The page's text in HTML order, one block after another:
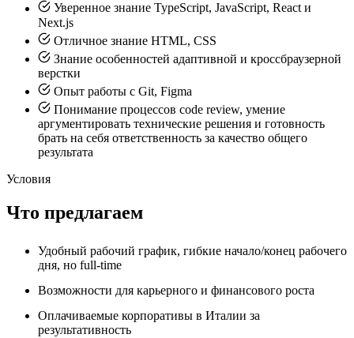
Уверенное знание TypeScript, JavaScript, React и
Next.js
Отличное знание HTML, CSS
Знание особенностей адаптивной и кроссбраузерной
верстки
Опыт работы с Git, Figma
Понимание процессов code review, умение
аргументировать технические решения и готовность
брать на себя ответственность за качество общего
результата
Условия
Что предлагаем
Удобный рабочий график, гибкие начало/конец рабочего
дня, но full-time
Возможности для карьерного и финансового роста
Оплачиваемые корпоративы в Италии за
результативность